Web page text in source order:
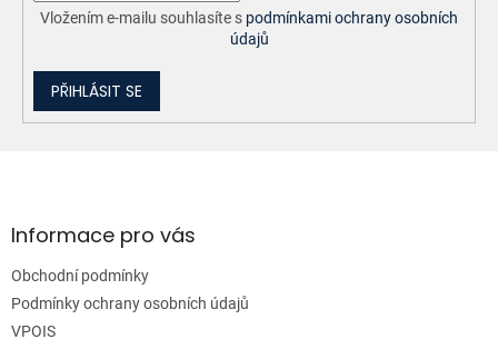
Vložením e-mailu souhlasíte s podmínkami ochrany osobních
údajů
PŘIHLÁSIT SE
aInformace pro vás
Obchodní podmínky
Podmínky ochrany osobních údajů
VPOIS